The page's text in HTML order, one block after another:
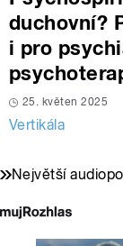
duchovní?
i pro
25. květen 2025
Vertikála
Největší